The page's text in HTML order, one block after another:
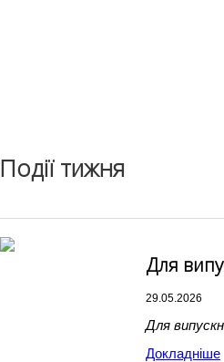
Події тижня
Для
29.05.2026
Для
Докладніше